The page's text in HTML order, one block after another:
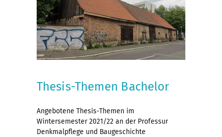
Thesis-Themen Bachelor
Angebotene Thesis-Themen im
Wintersemester 2021/22 an der Professur
Denkmalpflege und Baugeschichte